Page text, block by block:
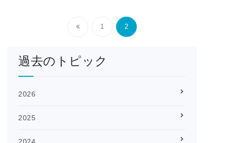
投
稿
ビ
ゲ
ー
1 2
過去のトピック
2026
2025